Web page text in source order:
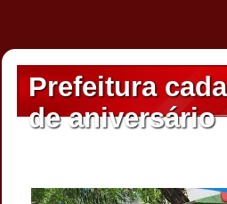
Prefeitura
de aniversário